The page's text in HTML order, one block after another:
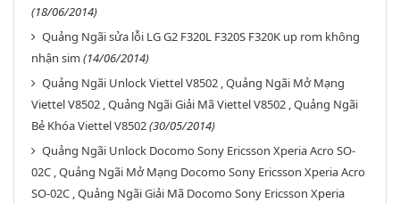
(18/06/2014)
Quảng Ngãi sửa lỗi LG G2 F320L F320S F320K up rom không
nhận sim (14/06/2014)
Quảng Ngãi Unlock Viettel V8502 , Quảng Ngãi Mở Mạng
Viettel V8502 , Quảng Ngãi Giải Mã Viettel V8502 , Quảng Ngãi
Bẻ Khóa Viettel V8502(30/05/2014)
Quảng Ngãi Unlock Docomo Sony Ericsson Xperia Acro SO-
02C , Quảng Ngãi Mở Mạng Docomo Sony Ericsson Xperia Acro
SO-02C , Quảng Ngãi Giải Mã Docomo Sony Ericsson Xperia